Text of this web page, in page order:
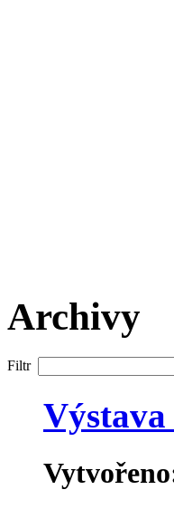
Archivy
Filtr
Výstava